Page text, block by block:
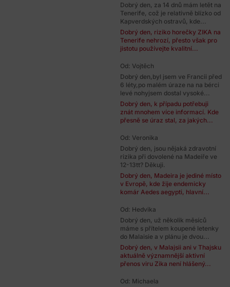
Dobrý den, za 14 dnů mám letět na
Tenerife, což je relativně blízko od
Kapverdských ostravů, kde...
Dobrý den, riziko horečky ZIKA na
Tenerife nehrozí, přesto však pro
jistotu používejte kvalitní...
Od: Vojtěch
Dobrý den,byl jsem ve Francii před
6 léty,po malém úraze na na bérci
levé nohyjsem dostal vysoké...
Dobrý den, k případu potřebuji
znát mnohem více informací. Kde
přesně se úraz stal, za jakých...
Od: Veronika
Dobrý den, jsou nějaká zdravotní
rizika při dovolené na Madeiře ve
12-13tt? Děkuji.
Dobrý den, Madeira je jediné místo
v Evropě, kde žije endemicky
komár Aedes aegypti, hlavní...
Od: Hedvika
Dobrý den, už několik měsíců
máme s přítelem koupené letenky
do Malaisie a v plánu je dvou...
Dobrý den, v Malajsii ani v Thajsku
aktuálně významnější aktivní
přenos viru Zika není hlášený...
Od: Michaela